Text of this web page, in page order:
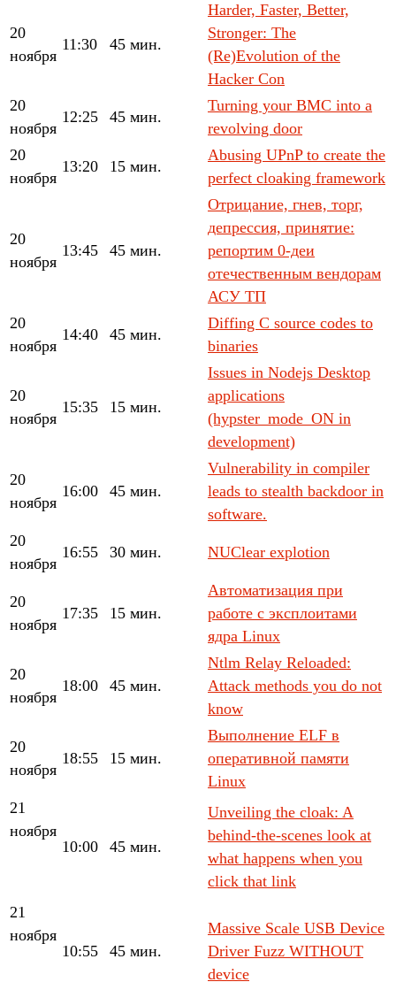
20
ноября
11:30 45 мин.
Harder, Faster, Better,
Stronger: The
(Re)Evolution of the
Hacker Con
20
ноября
12:25 45 мин.
Turning your BMC into a
revolving door
20
ноября
13:20 15 мин.
Abusing UPnP to create the
perfect cloaking framework
20
ноября
13:45 45 мин.
Отрицание, гнев, торг,
депрессия, принятие:
репортим 0-деи
отечественным вендорам
АСУ ТП
20
ноября
14:40 45 мин.
Diffing C source codes to
binaries
20
ноября
15:35 15 мин.
Issues in Nodejs Desktop
applications
(hypster_mode_ON in
development)
20
ноября
16:00 45 мин.
Vulnerability in compiler
leads to stealth backdoor in
software.
20
ноября
16:55 30 мин. NUClear explotion
20
ноября
17:35 15 мин.
Автоматизация при
работе с эксплоитами
ядра Linux
20
ноября
18:00 45 мин.
Ntlm Relay Reloaded:
Attack methods you do not
know
20
ноября
18:55 15 мин.
Выполнение ELF в
оперативной памяти
Linux
21
ноября
10:00
45 мин.
Unveiling the cloak: A
behind-the-scenes look at
what happens when you
click that link
21
ноября
10:55
45 мин.
Massive Scale USB Device
Driver Fuzz WITHOUT
device